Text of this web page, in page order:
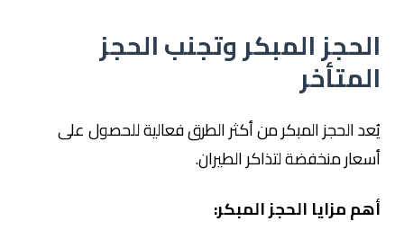
الحجز المبكر وتجنب الحجز
المتأخر
يُعد الحجز المبكر من أكثر الطرق فعالية للحصول على
أسعار منخفضة لتذاكر الطيران.
أهم مزايا الحجز المبكر: